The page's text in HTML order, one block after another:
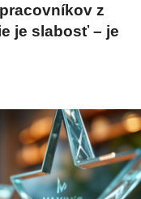
z
je slabosť – je